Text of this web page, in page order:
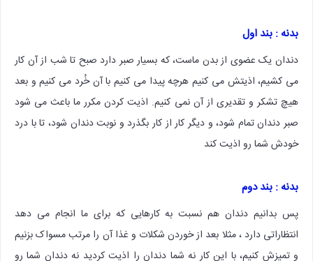
بدنه : بند اول
دندان یک عضوی از بدن ماست، که بسیار صبر دارد صبح تا شب از آن کار
می کشیم، اذیتش می کنیم هرچه پیدا می کنیم با آن خُرد می کنیم و بعد
هیچ تشکر و تقدیری از آن نمی کنیم. اذیت کردن مکرر ما باعث می شود
صبر دندان تمام شود، و دیگر کار از کار بگذرد و نوبت دندان شود، تا با درد
خودش شما رو اذیت کند
بدنه : بند دوم
پس بدانیم دندان هم نسبت به کارهایی که برای ما انجام می دهد
انتظاراتی دارد ، مثلا بعد از خوردن شکلات و غذا آن را مرتب مسواک بزنیم
و تمیزش کنیم، با این کار نه شما دندان را اذیت کردید نه دندان شما رو